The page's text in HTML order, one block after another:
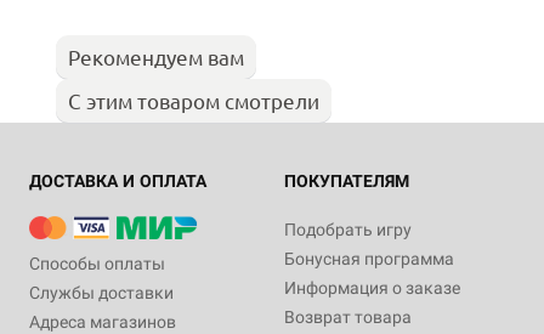
Рекомендуем вам
С этим товаром смотрели
ДОСТАВКА И ОПЛАТА
Способы оплаты
Службы доставки
Адреса магазинов
ПОКУПАТЕЛЯМ
Подобрать игру
Бонусная программа
Информация о заказе
Возврат товара